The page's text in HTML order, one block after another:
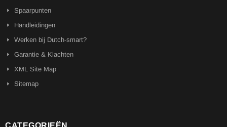
Spaarpunten
Handleidingen
Werken bij Dutch-smart?
Garantie & Klachten
XML Site Map
Sitemap
CATEGORIEËN